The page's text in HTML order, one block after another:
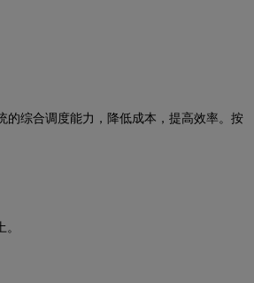
的综合调度能力，降低成本，提高效率。按